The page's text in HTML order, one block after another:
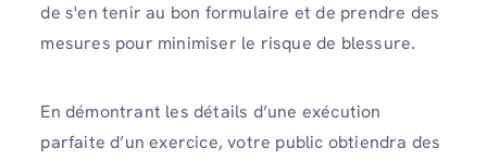
de s'en tenir au bon formulaire et de prendre des
mesures pour minimiser le risque de blessure.
En démontrant les détails d’une exécution
parfaite d’un exercice, votre public obtiendra des